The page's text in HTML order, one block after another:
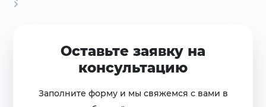
Оставьте заявку на
консультацию
Заполните форму и мы свяжемся с вами в